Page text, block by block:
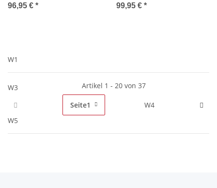
96,95 € * 99,95 € *
W1
W3 Artikel 1 - 20 von 37
Seite1
W4
W5